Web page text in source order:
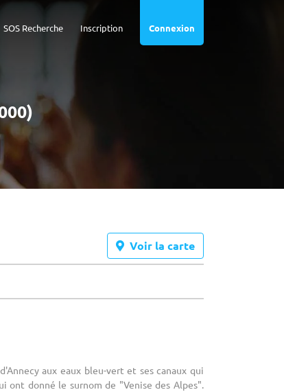
Connexion
Inscription
SOS Recherche
Voir la carte
aux eaux bleu-vert et ses canaux qui
ont donné le surnom de "Venise des Alpes".